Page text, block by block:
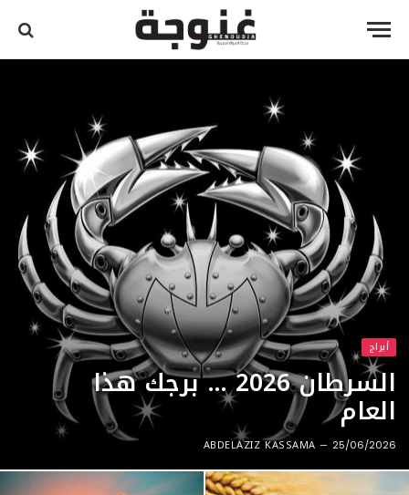
أبراج
السرطان 2026 … برجك هذا
العام
ABDELAZIZ KASSAMA 25/06/2026